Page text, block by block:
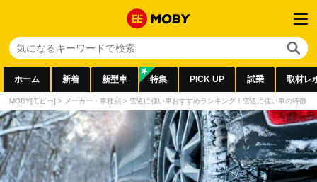
ホーム 新着 新型車 特集 PICK UP 試乗 取材レ
MOBY[モビー] > メーカー・車種別 > 雪道に強い車おすすめランキング！雪道に強い車の特徴・